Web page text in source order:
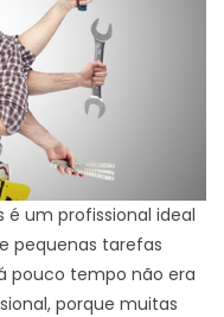
é um profissional ideal
pequenas tarefas
pouco tempo não era
porque muitas